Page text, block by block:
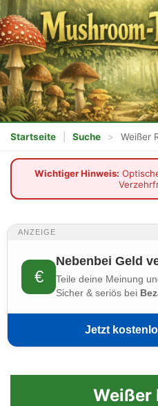
Startseite Suche > Weißer
Wichtiger Hinweis:
ANZEIGE
€
Nebenbei Geld
Teile deine Meinung
Sicher & seriös bei
Jetzt
Weißer